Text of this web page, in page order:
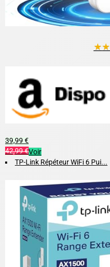
★★
39,99 €
42,99 €Voir
TP-Link Répéteur WiFi 6 Pui...